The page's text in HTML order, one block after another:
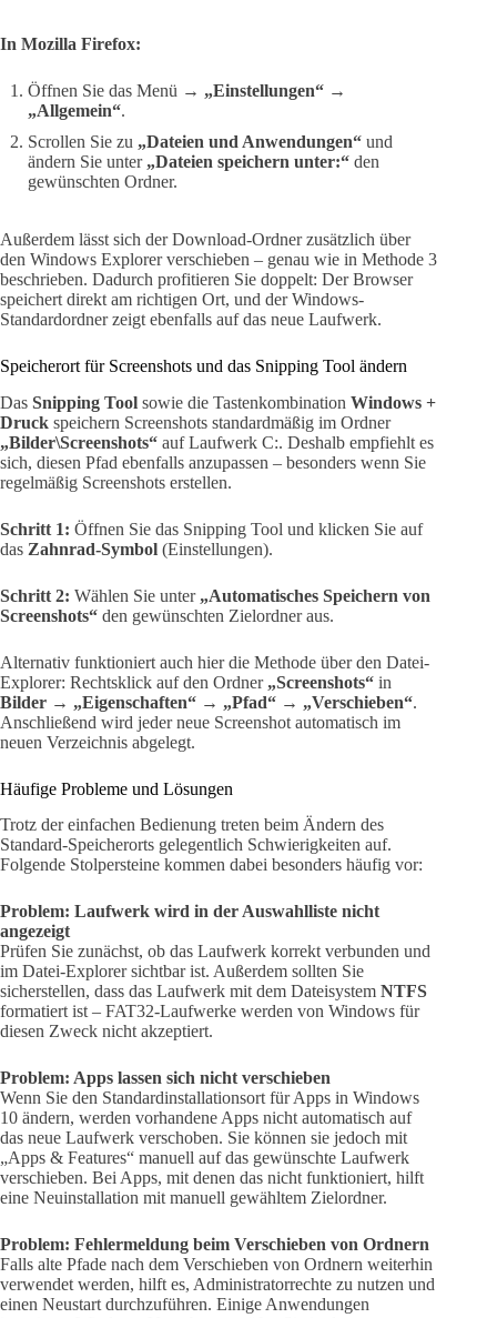
In Mozilla Firefox:
Öffnen Sie das Menü → „Einstellungen“ →
„Allgemein“.
Scrollen Sie zu „Dateien und Anwendungen“ und
ändern Sie unter „Dateien speichern unter:“ den
gewünschten Ordner.
Außerdem lässt sich der Download-Ordner zusätzlich über
den Windows Explorer verschieben – genau wie in Methode 3
beschrieben. Dadurch profitieren Sie doppelt: Der Browser
speichert direkt am richtigen Ort, und der Windows-
Standardordner zeigt ebenfalls auf das neue Laufwerk.
Speicherort für Screenshots und das Snipping Tool ändern
Das Snipping Tool sowie die Tastenkombination Windows +
Druck speichern Screenshots standardmäßig im Ordner
„Bilder\Screenshots“ auf Laufwerk C:. Deshalb empfiehlt es
sich, diesen Pfad ebenfalls anzupassen – besonders wenn Sie
regelmäßig Screenshots erstellen.
Schritt 1: Öffnen Sie das Snipping Tool und klicken Sie auf
das Zahnrad-Symbol (Einstellungen).
Schritt 2: Wählen Sie unter „Automatisches Speichern von
Screenshots“ den gewünschten Zielordner aus.
Alternativ funktioniert auch hier die Methode über den Datei-
Explorer: Rechtsklick auf den Ordner „Screenshots“ in
Bilder → „Eigenschaften“ → „Pfad“ → „Verschieben“.
Anschließend wird jeder neue Screenshot automatisch im
neuen Verzeichnis abgelegt.
Häufige Probleme und Lösungen
Trotz der einfachen Bedienung treten beim Ändern des
Standard-Speicherorts gelegentlich Schwierigkeiten auf.
Folgende Stolpersteine kommen dabei besonders häufig vor:
Problem: Laufwerk wird in der Auswahlliste nicht
angezeigt
Prüfen Sie zunächst, ob das Laufwerk korrekt verbunden und
im Datei-Explorer sichtbar ist. Außerdem sollten Sie
sicherstellen, dass das Laufwerk mit dem Dateisystem NTFS
formatiert ist – FAT32-Laufwerke werden von Windows für
diesen Zweck nicht akzeptiert.
Problem: Apps lassen sich nicht verschieben
Wenn Sie den Standardinstallationsort für Apps in Windows
10 ändern, werden vorhandene Apps nicht automatisch auf
das neue Laufwerk verschoben. Sie können sie jedoch mit
„Apps & Features“ manuell auf das gewünschte Laufwerk
verschieben. Bei Apps, mit denen das nicht funktioniert, hilft
eine Neuinstallation mit manuell gewähltem Zielordner.
Problem: Fehlermeldung beim Verschieben von Ordnern
Falls alte Pfade nach dem Verschieben von Ordnern weiterhin
verwendet werden, hilft es, Administratorrechte zu nutzen und
einen Neustart durchzuführen. Einige Anwendungen